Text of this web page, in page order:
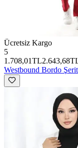
Ücretsiz Kargo
5
1.708,01TL
Westbound Bordo